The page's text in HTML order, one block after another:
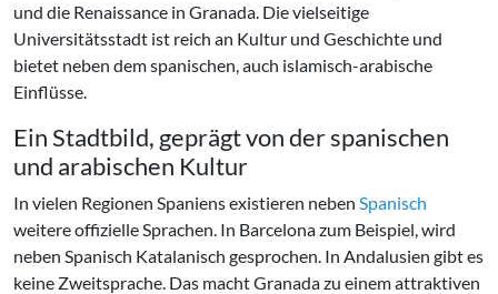
und die Renaissance in Granada. Die vielseitige
Universitätsstadt ist reich an Kultur und Geschichte und
bietet neben dem spanischen, auch islamisch-arabische
Einflüsse.
Ein Stadtbild, geprägt von der spanischen
und arabischen Kultur
In vielen Regionen Spaniens existieren neben Spanisch
weitere offizielle Sprachen. In Barcelona zum Beispiel, wird
neben Spanisch Katalanisch gesprochen. In Andalusien gibt es
keine Zweitsprache. Das macht Granada zu einem attraktiven